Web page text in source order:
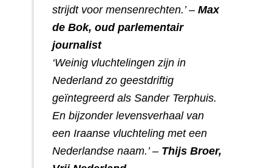
strijdt voor mensenrechten.’ –Max
de Bok, oud parlementair
journalist
‘Weinig vluchtelingen zijn in
Nederland zo geestdriftig
geïntegreerd als Sander Terphuis.
En bijzonder levensverhaal van
een Iraanse vluchteling met een
Nederlandse naam.’ – Thijs Broer,